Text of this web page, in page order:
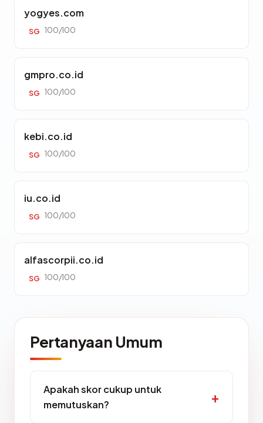
yogyes.com
SG 100/100
gmpro.co.id
SG 100/100
kebi.co.id
SG 100/100
iu.co.id
SG 100/100
alfascorpii.co.id
SG 100/100
Pertanyaan Umum
Apakah skor cukup untuk
memutuskan?